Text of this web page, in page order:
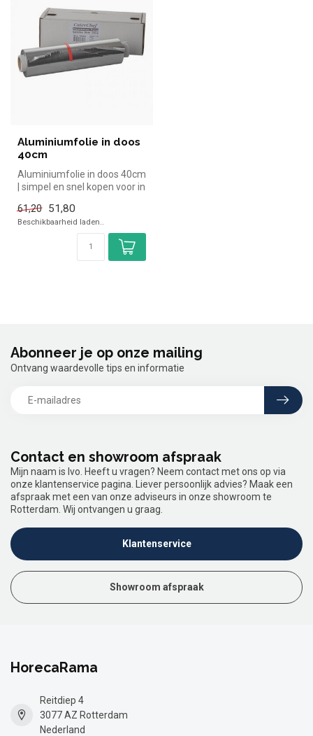
Aluminiumfolie in doos
40cm
Aluminiumfolie in doos 40cm
| simpel en snel kopen voor in
61,20
51,80
Beschikbaarheid laden..
Contact en showroom afspraak
Mijn naam is Ivo. Heeft u vragen? Neem contact met ons op via
onze klantenservice pagina. Liever persoonlijk advies? Maak een
afspraak met een van onze adviseurs in onze showroom te
Rotterdam. Wij ontvangen u graag.
Klantenservice
Showroom afspraak
Abonneer je op onze mailing
Ontvang waardevolle tips en informatie
HorecaRama
Reitdiep 4
3077 AZ Rotterdam
Nederland